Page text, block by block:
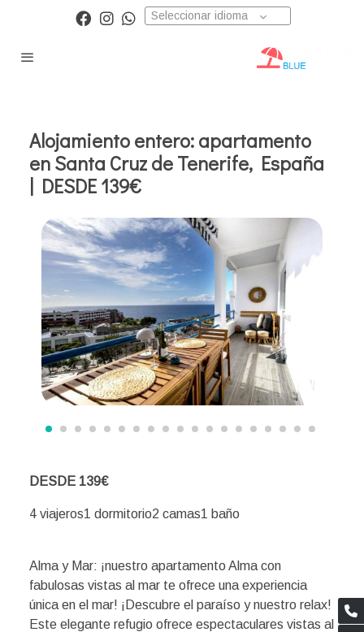
Seleccionar idioma
Alojamiento entero: apartamento
en Santa Cruz de Tenerife, España
| DESDE 139€
DESDE 139€
4 viajeros1 dormitorio2 camas1 baño
Alma y Mar: ¡nuestro apartamento Alma con
fabulosas vistas al mar te ofrece una experiencia
única en el mar! ¡Descubre el paraíso y nuestro relax!
Este elegante refugio ofrece espectaculares vistas al